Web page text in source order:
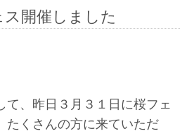
ス開催しました
て、昨日３月３１日に桜フェ
たくさんの方に来ていただ